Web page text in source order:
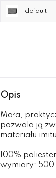
default
Opis
Mała,
pozwala ją
materiału
100%
wymiary: 500